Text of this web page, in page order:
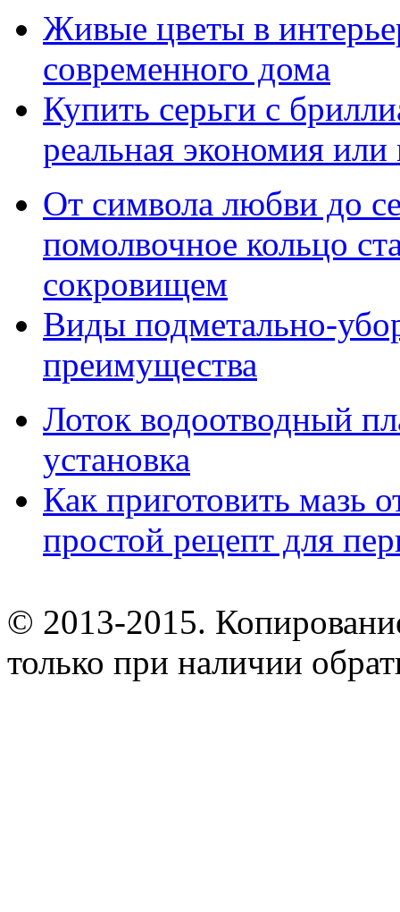
Живые цветы в
современного дома
Купить серьги с
реальная экономия
От символа любви до
помолвочное кольцо
сокровищем
Виды подметально-
преимущества
Лоток водоотводный
установка
Как приготовить мазь
простой рецепт для
© 2013-2015.
только при наличии